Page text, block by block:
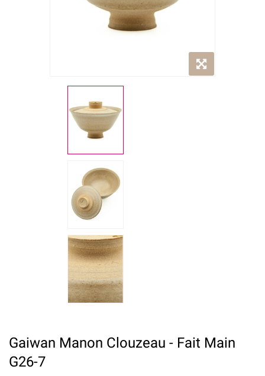
Gaiwan Manon Clouzeau - Fait Main
G26-7